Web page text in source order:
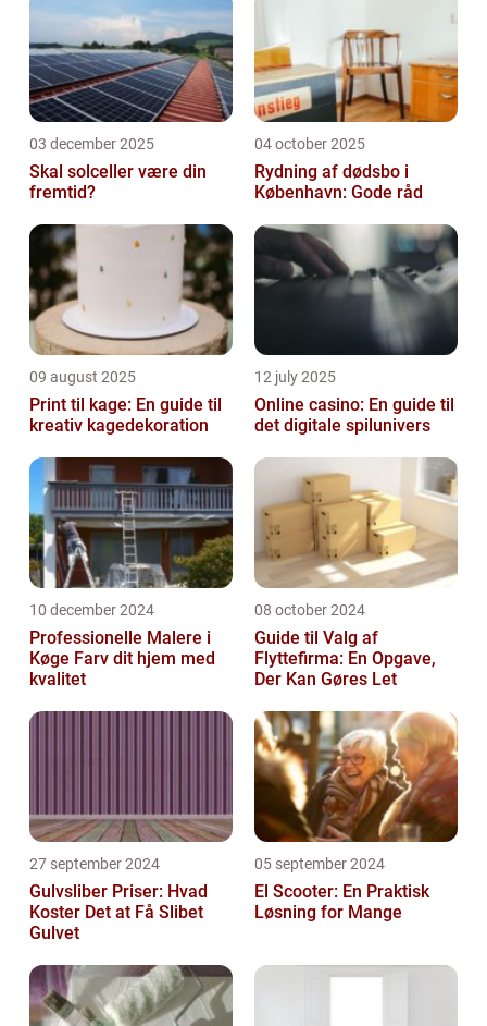
03 december 2025
Skal solceller være din
fremtid?
04 october 2025
Rydning af dødsbo i
København: Gode råd
09 august 2025
Print til kage: En guide til
kreativ kagedekoration
12 july 2025
Online casino: En guide til
det digitale spilunivers
10 december 2024
Professionelle Malere i
Køge Farv dit hjem med
kvalitet
08 october 2024
Guide til Valg af
Flyttefirma: En Opgave,
Der Kan Gøres Let
27 september 2024
Gulvsliber Priser: Hvad
Koster Det at Få Slibet
Gulvet
05 september 2024
El Scooter: En Praktisk
Løsning for Mange